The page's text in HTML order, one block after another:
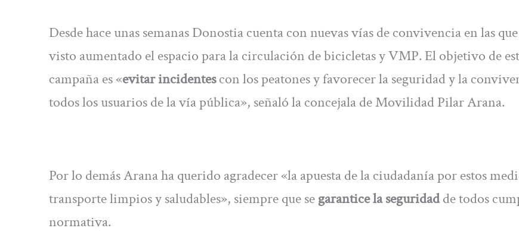
Desde hace unas semanas Donostia cuenta con nuevas vías de convivencia en las que
visto aumentado el espacio para la circulación de bicicletas y VMP. El objetivo de
campaña es «evitar incidentescon los peatones y favorecer la seguridad y la
todos los usuarios de la vía pública», señaló la concejala de Movilidad Pilar Arana.
Por lo demás Arana ha querido agradecer «la apuesta de la ciudadanía por estos
transporte limpios y saludables», siempre que segarantice la seguridadde todos
normativa.